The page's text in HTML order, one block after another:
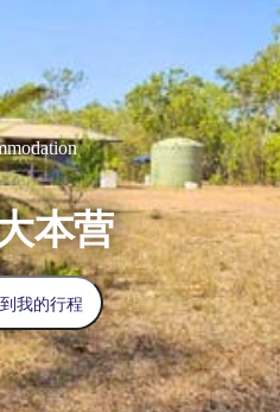
本营
我的行程